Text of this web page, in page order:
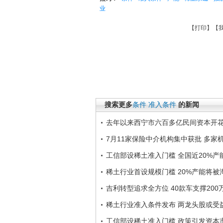
业
【打印 】【
搜索更多条件 准入条件 的新闻
去年以来西宁市六百多亿民间资本开
7月11家保险中介机构集中获批 多家
工信部设稀土准入门槛 全国近20%产
稀土行业首设规模门槛 20%产能将被
吉利转型追求全方位 40款车支撑200
稀土行业准入条件发布 两龙头股或受
工信部设稀土准入门槛 政策引发资本